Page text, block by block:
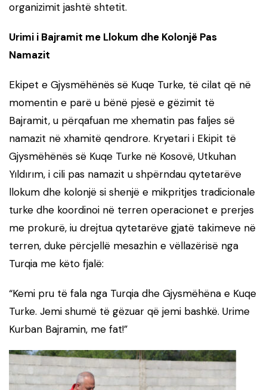
organizimit jashtë shtetit.
Urimi i Bajramit me Llokum dhe Kolonjë Pas
Namazit
Ekipet e Gjysmëhënës së Kuqe Turke, të cilat që në
momentin e parë u bënë pjesë e gëzimit të
Bajramit, u përqafuan me xhematin pas faljes së
namazit në xhamitë qendrore. Kryetari i Ekipit të
Gjysmëhënës së Kuqe Turke në Kosovë, Utkuhan
Yıldırım, i cili pas namazit u shpërndau qytetarëve
llokum dhe kolonjë si shenjë e mikpritjes tradicionale
turke dhe koordinoi në terren operacionet e prerjes
me prokurë, iu drejtua qytetarëve gjatë takimeve në
terren, duke përcjellë mesazhin e vëllazërisë nga
Turqia me këto fjalë:
“Kemi pru të fala nga Turqia dhe Gjysmëhëna e Kuqe
Turke. Jemi shumë të gëzuar që jemi bashkë. Urime
Kurban Bajramin, me fat!”